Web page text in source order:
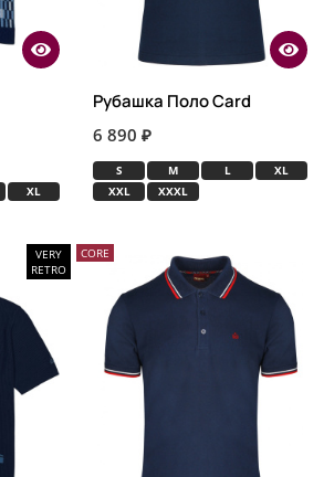
XL
Рубашка Поло Card
6 890 ₽
S M L
XL
XXL
XXXL
VERY
RETRO
CORE